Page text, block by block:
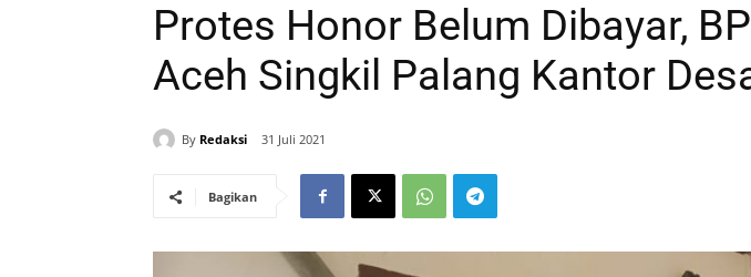
Protes Honor Belum Dibayar,
Aceh Singkil Palang Kantor
By Redaksi 31 Juli 2021
Bagikan